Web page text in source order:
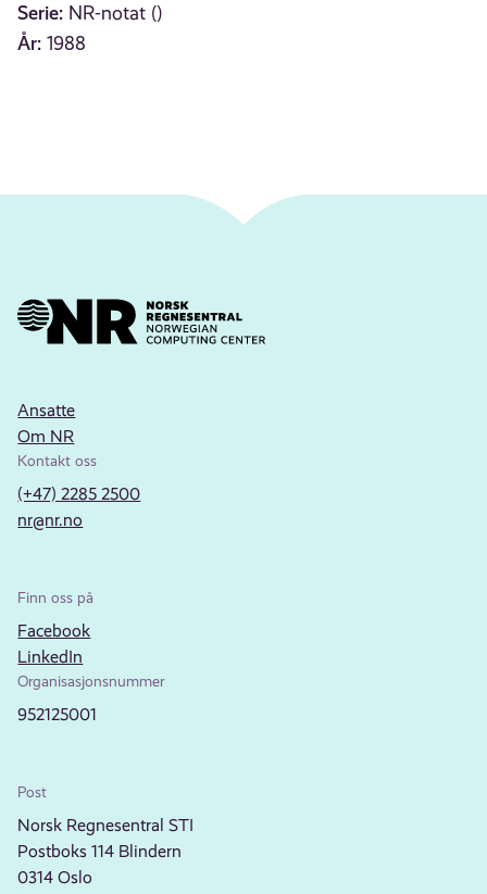
Serie: NR-notat ()
År: 1988
Ansatte
Om NR
Kontakt oss
(+47) 2285 2500
nr@nr.no
Finn oss på
Facebook
LinkedIn
Organisasjonsnummer
952125001
Post
Norsk Regnesentral STI
Postboks 114 Blindern
0314 Oslo